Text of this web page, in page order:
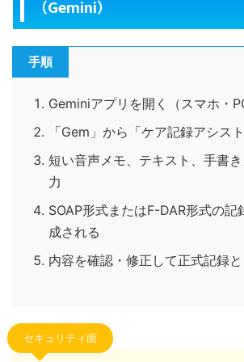
（Gemini）
手順
Geminiアプリを開く（スマホ・
「Gem」から「ケア記録アシス
短い音声メモ、テキスト、手書
力
SOAP形式またはF-DAR形式の記
成される
内容を確認・修正して正式記録
セキュリティ面